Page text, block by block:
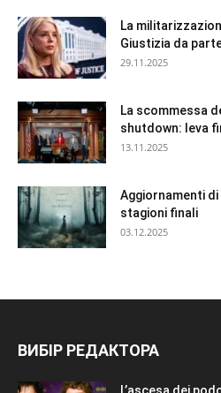
La
Giustizia da
29.11.2025
La scommessa
shutdown: leva
13.11.2025
Aggiornamenti
stagioni finali
03.12.2025
ВИБІР РЕДАКТОРА
L’ascesa dei